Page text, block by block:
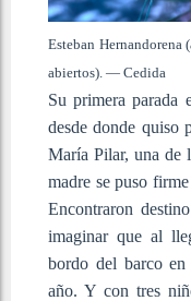
Esteban Hernandorena
abiertos). — Cedida
Su primera parada
desde donde quiso
María Pilar, una de
madre se puso
Encontraron
imaginar que al
bordo del barco
año. Y con tres